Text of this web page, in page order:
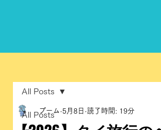
All Posts
All Posts
プーム 5月8日 読了時間: 19分